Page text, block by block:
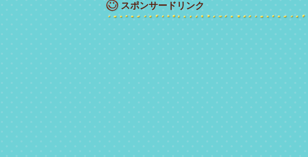
スポンサードリンク